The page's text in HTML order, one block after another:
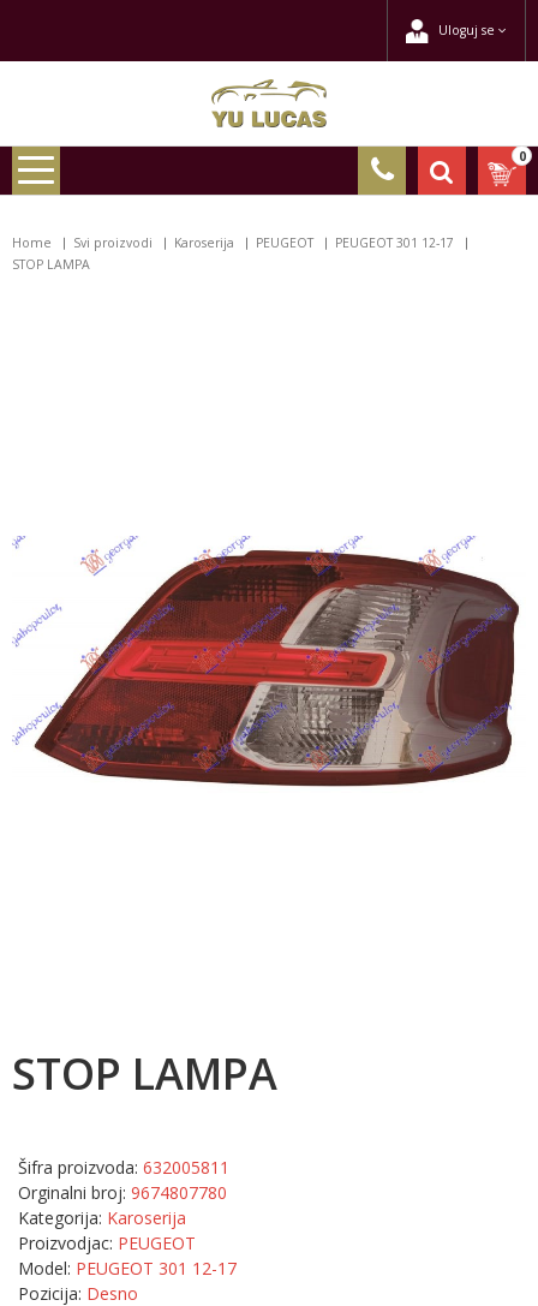
Uloguj se
0
Home Svi proizvodi Karoserija PEUGEOT
PEUGEOT 301 12-17
STOP LAMPA
STOP LAMPA
Šifra proizvoda: 632005811
Orginalni broj: 9674807780
Kategorija: Karoserija
Proizvodjac: PEUGEOT
Model: PEUGEOT 301 12-17
Pozicija: Desno